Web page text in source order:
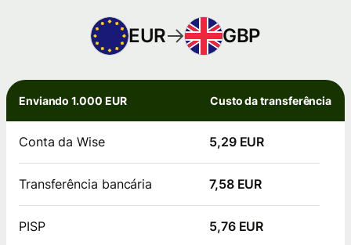
EUR GBP
Enviando 1.000 EUR Custo da transferência
Conta da Wise 5,29 EUR
Transferência bancária 7,58 EUR
PISP 5,76 EUR